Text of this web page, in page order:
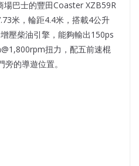
場巴士的豐田Coaster XZB59R
米，輪距4.4米，搭載4公升
壓柴油引擎，能夠輸出150ps
扭力，配五前速棍
的導遊位置。